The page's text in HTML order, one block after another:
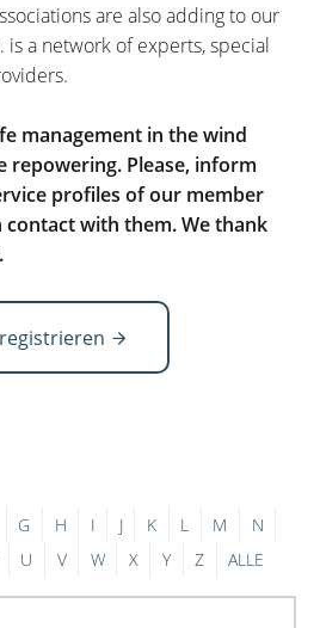
are also adding to our
is a network of experts, special
management in the wind
repowering. Please, inform
profiles of our member
contact with them. We thank
G H I J K L M
N
U V W X Y Z ALLE